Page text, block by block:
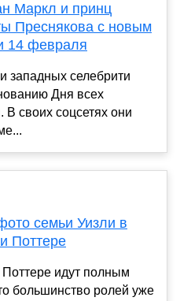
Маркл и принц
Преснякова с новым
14 февраля
западных селебрити
Дня всех
своих соцсетях они
семьи Уизли в
Поттере
идут полным
большинство ролей уже